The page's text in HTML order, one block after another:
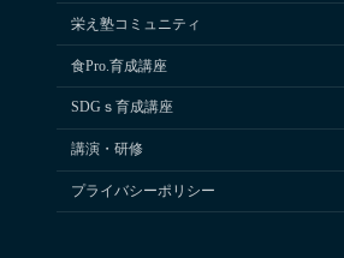
栄え塾コミュニティ
食Pro.育成講座
SDGｓ育成講座
講演・研修
プライバシーポリシー